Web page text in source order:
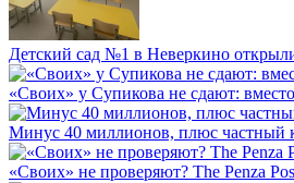
Детский сад №1 в Неверкино
«Своих» у Супикова не сдают:
Минус 40 миллионов, плюс частный
«Своих» не проверяют? The Penza